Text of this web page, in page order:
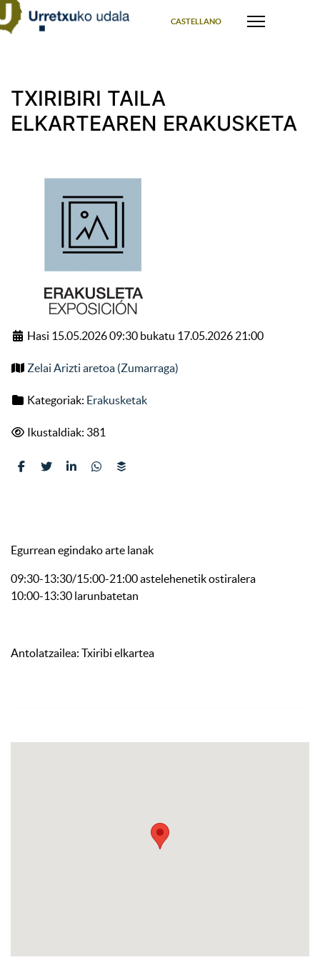
CASTELLANO
TXIRIBIRI TAILA
ELKARTEAREN ERAKUSKETA
Hasi 15.05.2026 09:30 bukatu 17.05.2026 21:00
Zelai Arizti aretoa (Zumarraga)
Kategoriak: Erakusketak
Ikustaldiak: 381
Egurrean egindako arte lanak
09:30-13:30/15:00-21:00 astelehenetik ostiralera
10:00-13:30 larunbatetan
Antolatzailea: Txiribi elkartea